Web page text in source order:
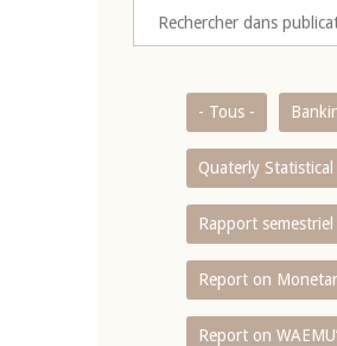
- Tous -
Quaterly
Rapport
Report on
Report on